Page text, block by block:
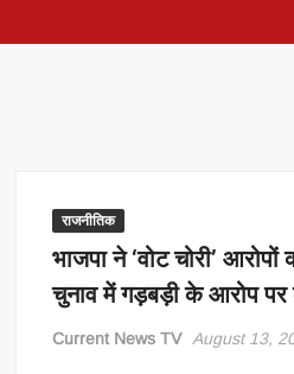
राजनीतिक
भाजपा ने ‘वोट चोरी’
चुनाव में गड़बड़ी के आरोप पर
Current News TV August 13,